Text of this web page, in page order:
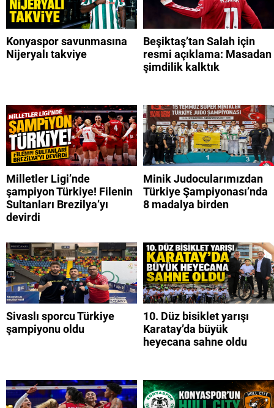
Konyaspor savunmasına
Nijeryalı takviye
Beşiktaş’tan Salah için
resmi açıklama: Masadan
şimdilik kalktık
Milletler Ligi’nde
şampiyon Türkiye! Filenin
Sultanları Brezilya’yı
devirdi
Minik Judocularımızdan
Türkiye Şampiyonası’nda
8 madalya birden
Sivaslı sporcu Türkiye
şampiyonu oldu
10. Düz bisiklet yarışı
Karatay’da büyük
heyecana sahne oldu